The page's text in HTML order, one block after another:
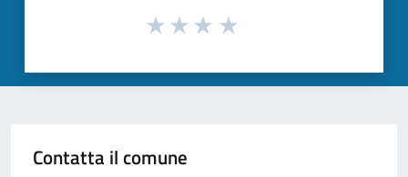
Contatta il comune